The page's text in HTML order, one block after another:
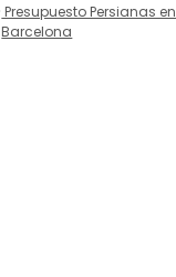
Presupuesto Persianas en
Barcelona